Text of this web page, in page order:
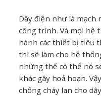
Dây điện như là mạch
công trình. Và mọi hệ
hành các thiết bị tiêu
thì sẽ làm cho hệ
những thế có thể nó
khác gây hoả hoạn.
chống cháy lan cho